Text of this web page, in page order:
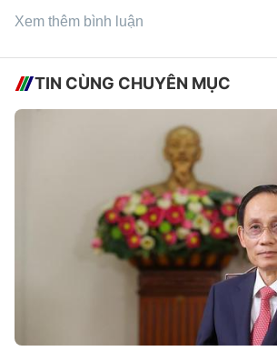
Xem thêm bình luận
TIN CÙNG CHUYÊN MỤC